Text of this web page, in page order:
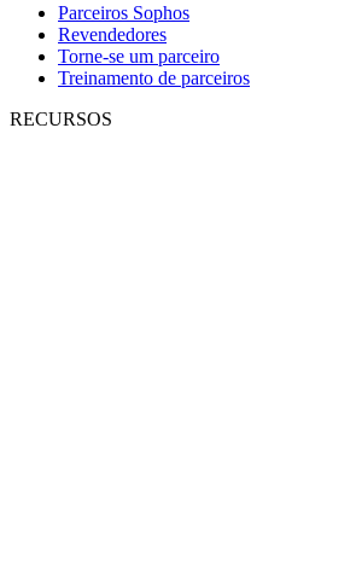
Parceiros Sophos
Revendedores
Torne-se um parceiro
Treinamento de parceiros
RECURSOS